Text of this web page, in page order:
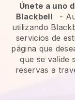
Únete a uno
Blackbell
-
utilizando
servicios de
página que
que se valide
reservas a